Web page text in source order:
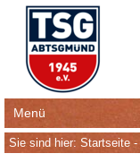
Menü
Sie sind hier: Startseite -